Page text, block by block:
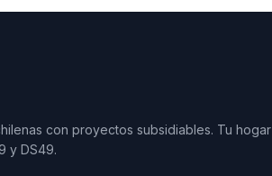
con proyectos subsidiables. Tu hogar
y DS49.